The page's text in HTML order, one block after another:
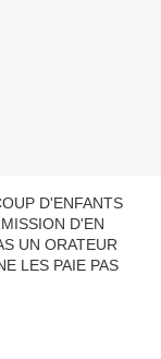
D'ENFANTS
D'EN
UN ORATEUR
LES PAIE PAS